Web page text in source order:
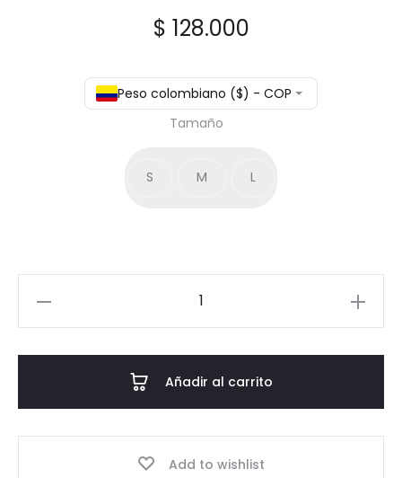
$ 128.000
Peso colombiano ($) - COP
Tamaño
S M L
Añadir al carrito
Add to wishlist